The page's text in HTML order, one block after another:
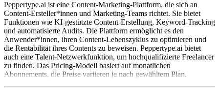
Peppertype.ai ist eine Content-Marketing-Plattform, die sich an
Content-Ersteller*innen und Marketing-Teams richtet. Sie bietet
Funktionen wie KI-gestützte Content-Erstellung, Keyword-Tracking
und automatisierte Audits. Die Plattform ermöglicht es den
Anwender*innen, ihren Content-Lebenszyklus zu optimieren und
die Rentabilität ihres Contents zu beweisen. Peppertype.ai bietet
auch eine Talent-Netzwerkfunktion, um hochqualifizierte Freelancer
zu finden. Das Pricing-Modell basiert auf monatlichen
Abonnements, die Preise variieren je nach gewähltem Plan.